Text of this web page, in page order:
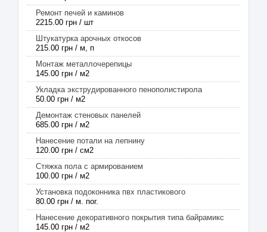
Ремонт печей и каминов
2215.00 грн / шт
Штукатурка арочных откосов
215.00 грн / м, п
Монтаж металлочерепицы
145.00 грн / м2
Укладка экструдированного пенополистирола
50.00 грн / м2
Демонтаж стеновых панелей
685.00 грн / м2
Нанесение потали на лепнину
120.00 грн / см2
Стяжка пола с армированием
100.00 грн / м2
Установка подоконника пвх пластикового
80.00 грн / м. пог.
Нанесение декоративного покрытия типа байрамикс
145.00 грн / м2